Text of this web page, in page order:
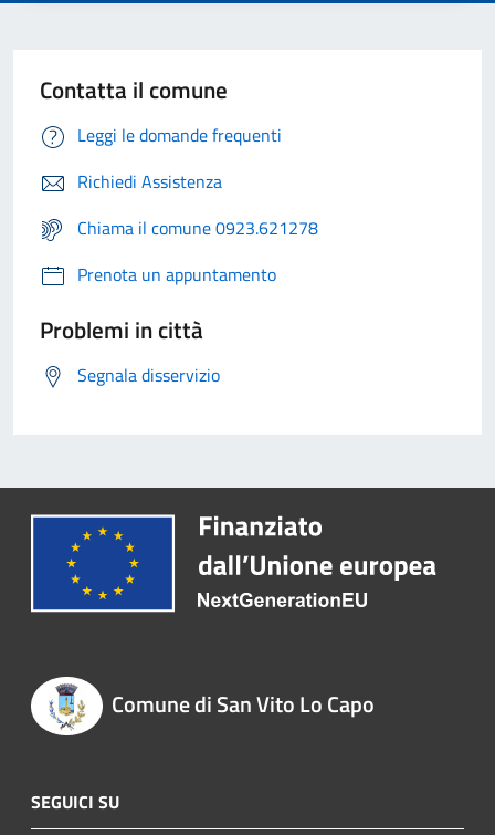
Contatta il comune
Leggi le domande frequenti
Richiedi Assistenza
Chiama il comune 0923.621278
Prenota un appuntamento
Problemi in città
Segnala disservizio
Comune di San Vito Lo Capo
SEGUICI SU